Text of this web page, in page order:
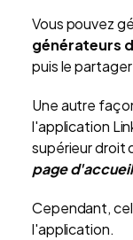
Vous pouvez
générateurs
puis le
Une autre
l'application
supérieur droit
page d'accueil
Cependant,
l'application.